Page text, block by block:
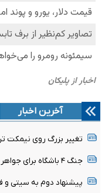
آخرین اخبار
تغییر بزرگ روی نیمکت
جنگ ۴ باشگاه برای جواهر فنرباغچه شدت گرفت
پیشنهاد دوم به سیتی و